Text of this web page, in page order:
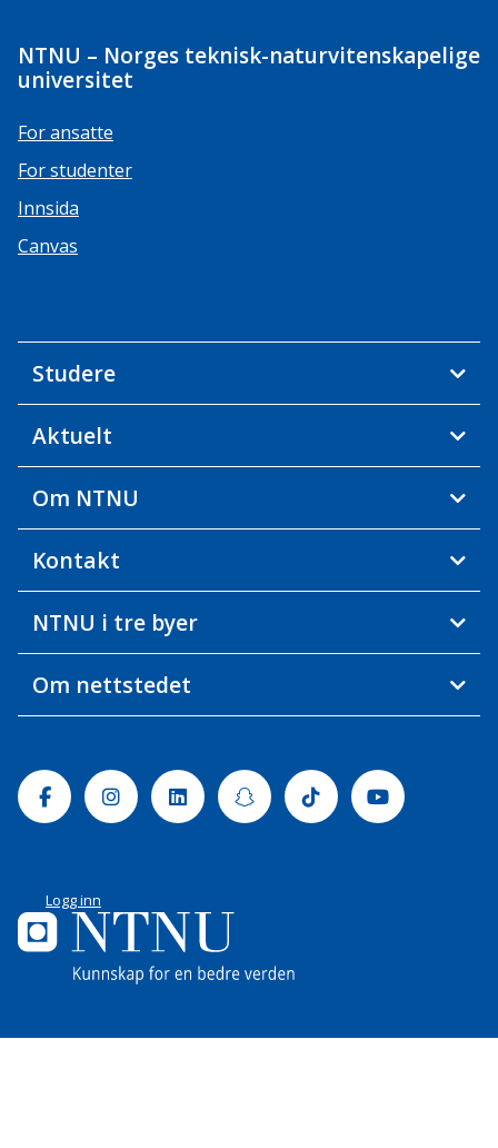
NTNU – Norges teknisk-naturvitenskapelige
universitet
For ansatte
For studenter
Innsida
Canvas
Studere
Aktuelt
Om NTNU
Kontakt
NTNU i tre byer
Om nettstedet
FacebookInstagramLinkedinSnapchatTiktok Youtube
Logg inn